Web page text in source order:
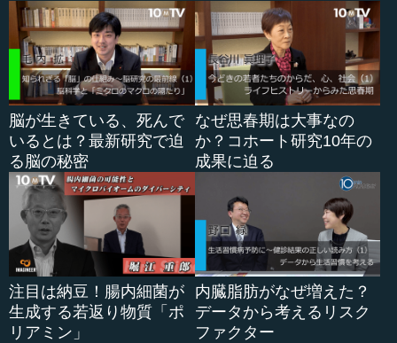
堀江 ただ、アメリカの場合は、医療の中でいろいろな医
療機器が出てくる場合、コストを削減する、という考えが
第一になりますね。ダヴィンチというのは、医師が現場か
ら離れたところにいて、医師ではない人でも対応できると
いうことで、医師3人必要な場合が1人でもいい、というこ
とが非常に大きなインセンティブになっています。
―― なるほどですね。コストに関して、ですね。
堀江 もう一つは、ダヴィンチで使う、患者のお腹の中に
入れる器具は2、3種類しかないということです。それま
で、お腹を開けて...
脳が生きている、死んで
いるとは？最新研究で迫
る脳の秘密
なぜ思春期は大事なの
か？コホート研究10年の
成果に迫る
注目は納豆！腸内細菌が
生成する若返り物質「ポ
リアミン」
内臓脂肪がなぜ増えた？
データから考えるリスク
ファクター